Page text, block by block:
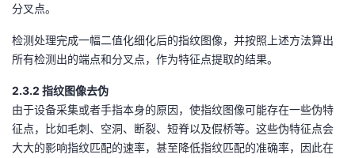
分叉点。
检测处理完成一幅二值化细化后的指纹图像，并按照上述方法算出
所有检测出的端点和分叉点，作为特征点提取的结果。
2.3.2 指纹图像去伪
由于设备采集或者手指本身的原因，使指纹图像可能存在一些伪特
征点，比如毛刺、空洞、断裂、短脊以及假桥等。这些伪特征点会
大大的影响指纹匹配的速率，甚至降低指纹匹配的准确率，因此在